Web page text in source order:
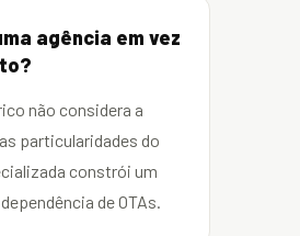
agência em vez
não considera a
particularidades do
constrói um
de OTAs.